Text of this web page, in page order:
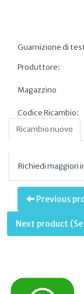
Guarnizione di
Produttore:
Magazzino
Codice Ricambio:
Ricambio nuovo
Richiedi maggiori
Previous
Next product